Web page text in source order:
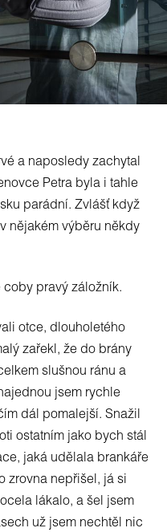
a naposledy zachytal
Petra byla i tahle
parádní. Zvlášť když
nějakém výběru někdy
coby pravý záložník.
otce, dlouholetého
zařekl, že do brány
slušnou ránu a
jsem rychle
dál pomalejší. Snažil
ostatním jako bych stál
jaká udělala brankáře
zrovna nepřišel, já si
lákalo, a šel jsem
už jsem nechtěl nic